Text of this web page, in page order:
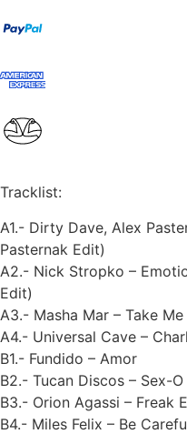
Tracklist:
A1.- Dirty Dave, Alex
Pasternak Edit)
A2.- Nick Stropko –
Edit)
A3.- Masha Mar – Take
A4.- Universal Cave –
B1.- Fundido – Amor
B2.- Tucan Discos – Sex-O
B3.- Orion Agassi – Freak
B4.- Miles Felix – Be